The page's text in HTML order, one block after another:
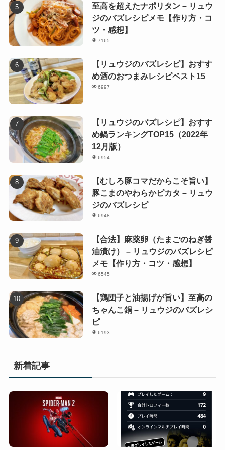
至高を超えたナポリタン – リュウ
ジのバズレシピメモ【作り方・コ
ツ・感想】
7165
【リュウジのバズレシピ】おすす
め酒のおつまみレシピベスト15
6997
【リュウジのバズレシピ】おすす
め鍋ランキングTOP15（2022年
12月版）
6954
【むしろ豚コマだからこそ旨い】
豚こまのやわらかピカタ – リュウ
ジのバズレシピ
6948
【合法】麻薬卵（たまごのねぎ醤
油漬け） – リュウジのバズレシピ
メモ【作り方・コツ・感想】
6545
【鶏団子と油揚げが旨い】至高の
ちゃんこ鍋 – リュウジのバズレシ
ピ
6193
新着記事